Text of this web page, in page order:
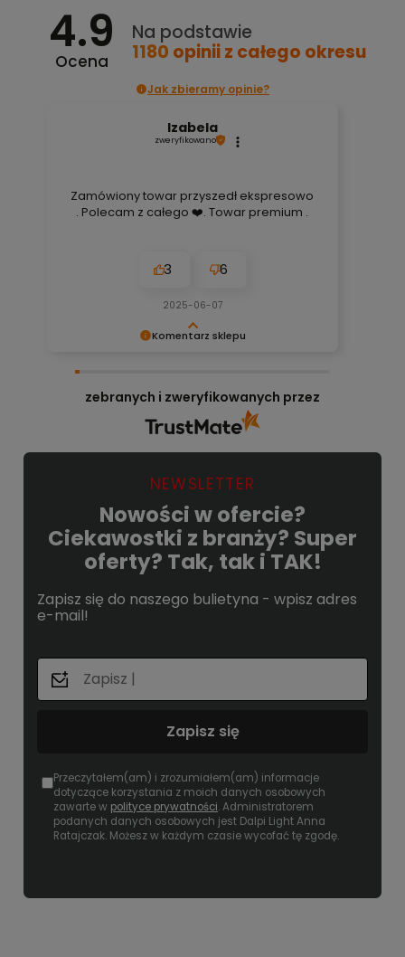
4.9
Ocena
Na podstawie
1180 opiniiz całego okresu
Jak zbieramy opinie?
Komentarz sklepu
klientów takich jak Ty i jesteśmy zadowoleni, że
nam się udało. Mamy nadzieję, że do nas
wrócisz :) Pozdrawiamy
Izabela
zweryfikowano
Zamówiony towar przyszedł ekspresowo
. Polecam z całego ❤️. Towar premium .
3 6
2025-06-07
zebranych i zweryfikowanych przez
NEWSLETTER
Nowości w ofercie?
Ciekawostki z branży? Super
oferty? Tak, tak i TAK!
Zapisz się do naszego bulietyna - wpisz adres
e-mail!
Zapisz się
Przeczytałem(am) i zrozumiałem(am) informacje
dotyczące korzystania z moich danych osobowych
zawarte w polityce prywatności. Administratorem
podanych danych osobowych jest Dalpi Light Anna
Ratajczak. Możesz w każdym czasie wycofać tę zgodę.